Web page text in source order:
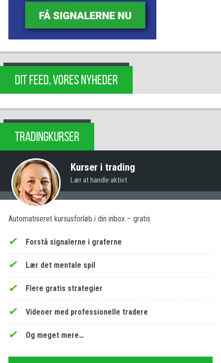
DIT FEED, VORES NYHEDER
TRADINGKURSER
Kurser i trading
Lær at handle aktivt.
Automatiseret kursusforløb i din inbox – gratis
Forstå signalerne i graferne
Lær det mentale spil
Flere gratis strategier
Videoer med professionelle tradere
Og meget mere…